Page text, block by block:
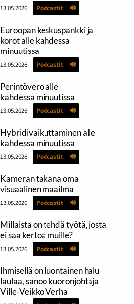
13.05.2026 Podcastit
Euroopan keskuspankki ja
korot alle kahdessa
minuutissa
13.05.2026 Podcastit
Perintövero alle
kahdessa minuutissa
13.05.2026 Podcastit
Hybridivaikuttaminen alle
kahdessa minuutissa
13.05.2026 Podcastit
Kameran takana oma
visuaalinen maailma
13.05.2026 Podcastit
Millaista on tehdä työtä, josta
ei saa kertoa muille?
13.05.2026 Podcastit
Ihmisellä on luontainen halu
laulaa, sanoo kuoronjohtaja
Ville-Veikko Verha